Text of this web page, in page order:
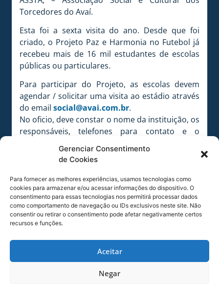
Gerenciar Consentimento
de Cookies
Para fornecer as melhores experiências, usamos tecnologias como
cookies para armazenar e/ou acessar informações do dispositivo. O
consentimento para essas tecnologias nos permitirá processar dados
como comportamento de navegação ou IDs exclusivos neste site. Não
consentir ou retirar o consentimento pode afetar negativamente certos
recursos e funções.
Aceitar
Negar
Torcedores do Avaí.
Esta foi a sexta visita do ano. Desde que foi
criado, o Projeto Paz e Harmonia no Futebol já
recebeu mais de 16 mil estudantes de escolas
públicas ou particulares.
Para participar do Projeto, as escolas devem
agendar / solicitar uma visita ao estádio através
do email social@avai.com.br.
No oficio, deve constar o nome da instituição, os
responsáveis, telefones para contato e o
número de estudantes da turma.
FOTO Alceu Atherino / AVAÍ F.C.
FOTO Alceu Atherino / AVAÍ F.C.
FOTO Alceu Atherino / AVAÍ F.C.